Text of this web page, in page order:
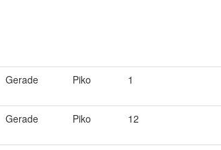
Gerade Piko 1
Gerade Piko 12